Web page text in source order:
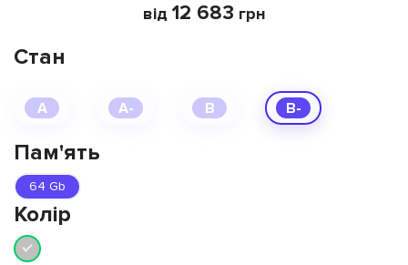
від 12 683 грн
Стан
A A- B B-
Колiр
Пам'ять
64 Gb